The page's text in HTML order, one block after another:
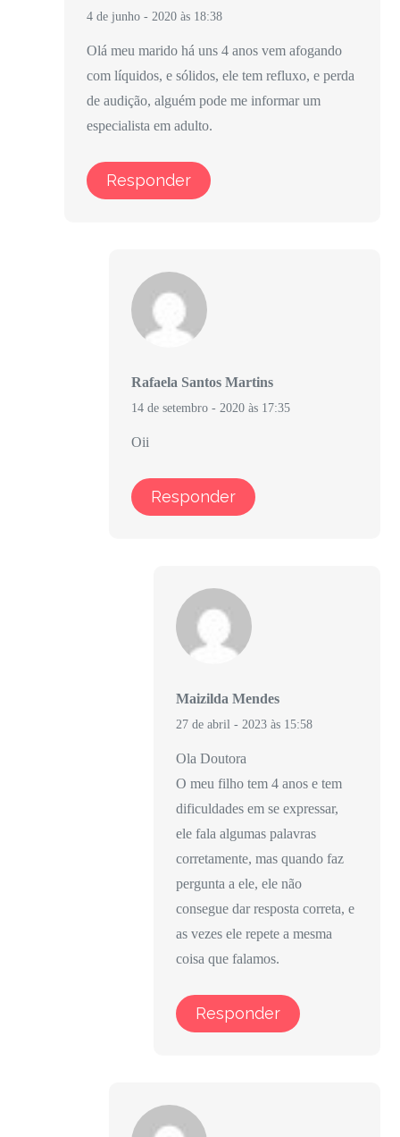
4 de junho - 2020 às 18:38
Olá meu marido há uns 4 anos vem afogando
com líquidos, e sólidos, ele tem refluxo, e perda
de audição, alguém pode me informar um
especialista em adulto.
Responder
Rafaela Santos Martins
14 de setembro - 2020 às 17:35
Oii
Responder
Maizilda Mendes
27 de abril - 2023 às 15:58
Ola Doutora
O meu filho tem 4 anos e tem
dificuldades em se expressar,
ele fala algumas palavras
corretamente, mas quando faz
pergunta a ele, ele não
consegue dar resposta correta, e
as vezes ele repete a mesma
coisa que falamos.
Responder